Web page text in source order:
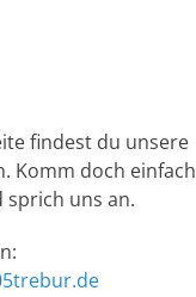
findest du unsere
Komm doch einfach
sprich uns an.